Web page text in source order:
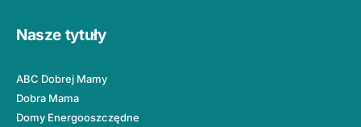
Nasze tytuły
ABC Dobrej Mamy
Dobra Mama
Domy Energooszczędne